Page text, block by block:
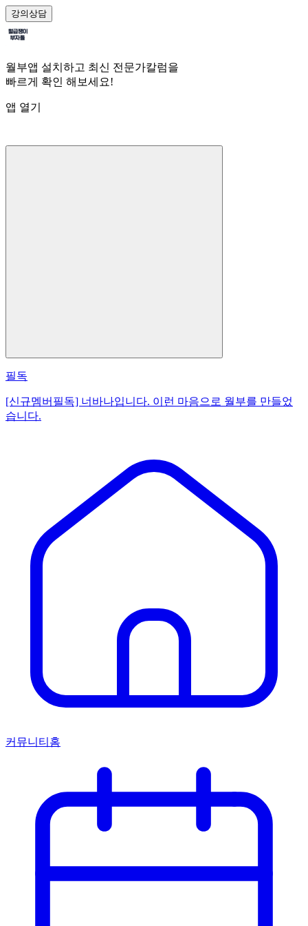
강의상담
월부앱 설치하고 최신 전문가칼럼을
빠르게 확인 해보세요!
앱 열기
필독
[신규멤버필독] 너바나입니다. 이런 마음으로 월부를 만들었
습니다.
커뮤니티홈